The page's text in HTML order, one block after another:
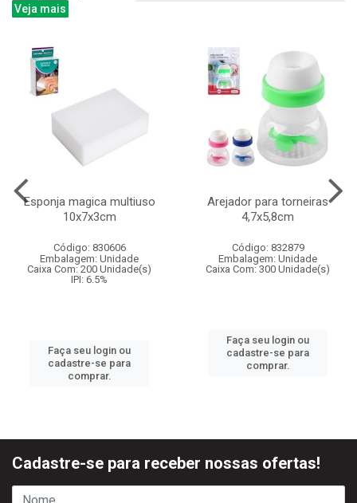
Veja mais
Esponja magica multiuso
10x7x3cm
Código: 830606
Embalagem: Unidade
Caixa Com: 200 Unidade(s)
IPI: 6.5%
Faça seu login ou
cadastre-se para
comprar.
Arejador para torneiras
4,7x5,8cm
Código: 832879
Embalagem: Unidade
Caixa Com: 300 Unidade(s)
Faça seu login ou
cadastre-se para
comprar.
Cadastre-se para receber nossas ofertas!